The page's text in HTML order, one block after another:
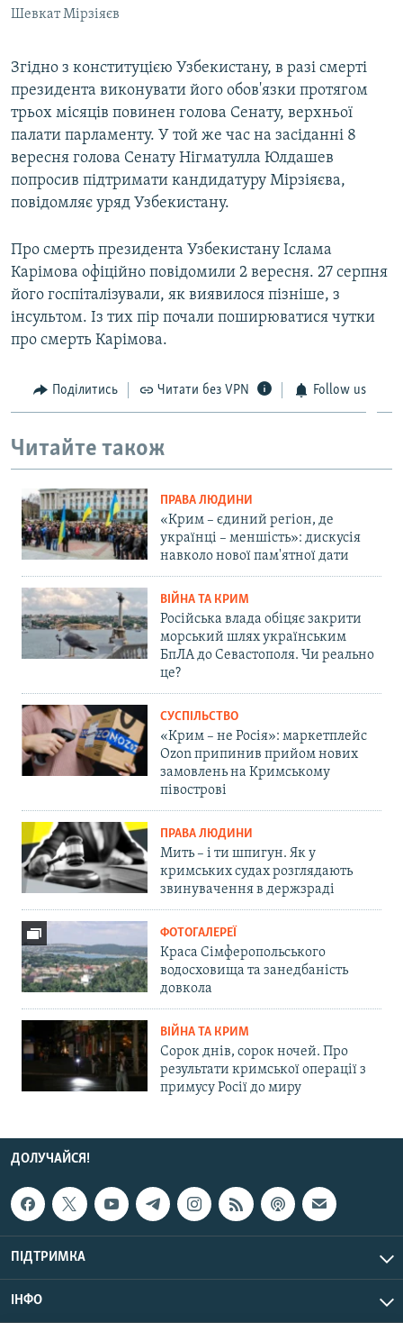
Шевкат Мірзіяєв
Згідно з конституцією Узбекистану, в разі смерті
президента виконувати його обов'язки протягом
трьох місяців повинен голова Сенату, верхньої
палати парламенту. У той же час на засіданні 8
вересня голова Сенату Нігматулла Юлдашев
попросив підтримати кандидатуру Мірзіяєва,
повідомляє уряд Узбекистану.
Про смерть президента Узбекистану Іслама
Карімова офіційно повідомили 2 вересня. 27 серпня
його госпіталізували, як виявилося пізніше, з
інсультом. Із тих пір почали поширюватися чутки
про смерть Карімова.
Поділитись Читати без VPN Follow us
Читайте також
ПРАВА ЛЮДИНИ
«Крим – єдиний регіон, де
українці – меншість»: дискусія
навколо нової пам'ятної дати
ВІЙНА ТА КРИМ
Російська влада обіцяє закрити
морський шлях українським
БпЛА до Севастополя. Чи реально
це?
СУСПІЛЬСТВО
«Крим – не Росія»: маркетплейс
Ozon припинив прийом нових
замовлень на Кримському
півострові
ПРАВА ЛЮДИНИ
Мить – і ти шпигун. Як у
кримських судах розглядають
звинувачення в держзраді
ФОТОГАЛЕРЕЇ
Краса Сімферопольського
водосховища та занедбаність
довкола
ВІЙНА ТА КРИМ
Сорок днів, сорок ночей. Про
результати кримської операції з
примусу Росії до миру
ДОЛУЧАЙСЯ!
ПІДТРИМКА
ІНФО